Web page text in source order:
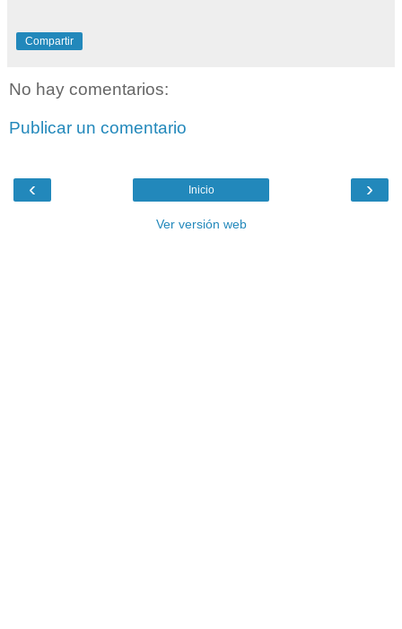
Compartir
No hay comentarios:
Publicar un comentario
‹ ›
Inicio
Ver versión web